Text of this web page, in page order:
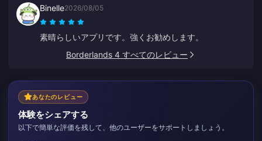
Binelle2026/08/05
素晴らしいアプリです。強くお勧めします。
Borderlands 4 すべてのレビュー
あなたのレビュー
体験をシェアする
以下で簡単な評価を残して、他のユーザーをサポートしましょう。